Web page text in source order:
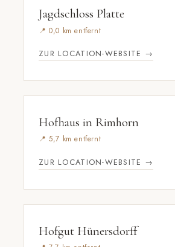
Jagdschloss Platte
📍 0,0 km entfernt
ZUR LOCATION-WEBSITE →
Hofhaus in Rimhorn
📍 5,7 km entfernt
ZUR LOCATION-WEBSITE →
Hofgut Hünersdorff